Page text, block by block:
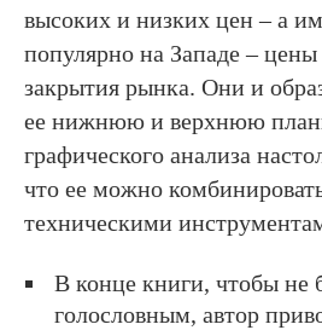
высоких и низких цен – а
популярно на Западе –
закрытия рынка. Они и
ее нижнюю и верхнюю
графического анализа
что ее можно
техническими
В конце книги, чтобы не
голословным, автор